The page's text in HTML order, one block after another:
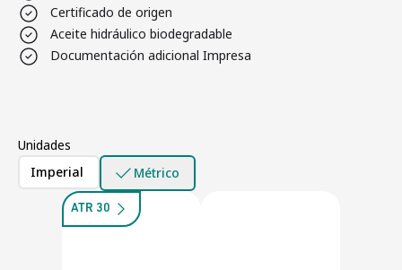
Certificado de origen
Aceite hidráulico biodegradable
Documentación adicional Impresa
Unidades
Imperial
Métrico
ATR 30